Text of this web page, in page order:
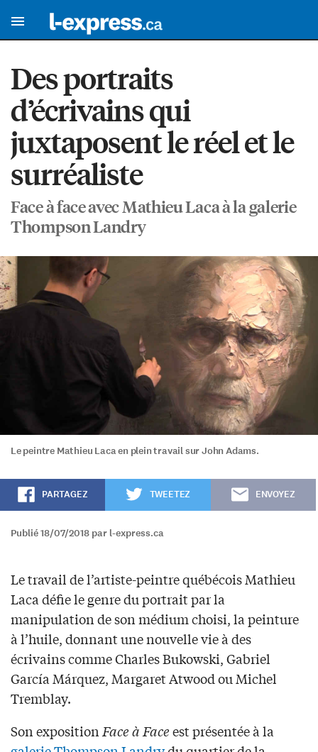
Des portraits
d’écrivains qui
juxtaposent le réel et le
surréaliste
Face à face avec Mathieu Laca à la galerie
Thompson Landry
Le peintre Mathieu Laca en plein travail sur John Adams.
PARTAGEZ TWEETEZ ENVOYEZ
Publié 18/07/2018 par l-express.ca
Le travail de l’artiste-peintre québécois Mathieu
Laca défie le genre du portrait par la
manipulation de son médium choisi, la peinture
à l’huile, donnant une nouvelle vie à des
écrivains comme Charles Bukowski, Gabriel
García Márquez, Margaret Atwood ou Michel
Tremblay.
Son exposition Face à Faceest présentée à la